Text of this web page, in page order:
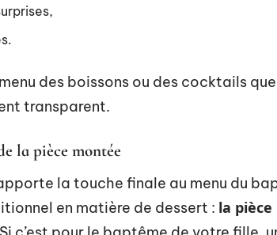
des boissons ou des cocktails
transparent.
la pièce montée
la touche finale au menu du
en matière de dessert : la